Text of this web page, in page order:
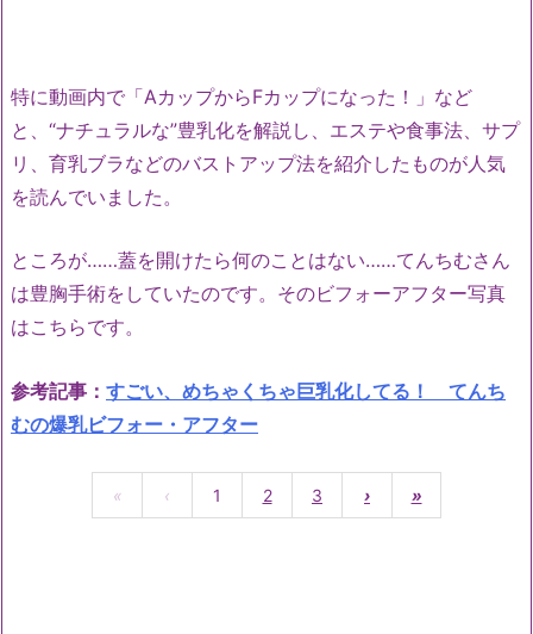
特に動画内で「AカップからFカップになった！」など
と、“ナチュラルな”豊乳化を解説し、エステや食事法、サプ
リ、育乳ブラなどのバストアップ法を紹介したものが人気
を読んでいました。
ところが……蓋を開けたら何のことはない……てんちむさん
は豊胸手術をしていたのです。そのビフォーアフター写真
はこちらです。
参考記事： すごい、めちゃくちゃ巨乳化してる！ てんち
むの爆乳ビフォー・アフター
« ‹ 1 2 3 › »